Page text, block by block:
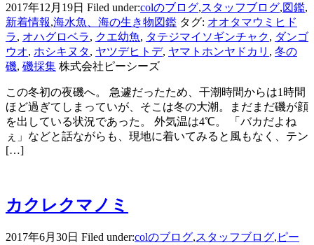
2017年12月19日 Filed under:colのブログ,スタッフブログ,図鑑,
新着情報,海水魚、海の生き物図鑑 タグ: オオタマウミヒド
ラ, オハグロベラ, クエ幼魚, タテジマイソギンチャク, ダンゴ
ウオ, ホシキヌタ, ヤツデヒトデ, ヤマトホンヤドカリ , 冬の
磯, 磯採集 株式会社ピーシーズ
この冬初の夜磯へ。 急遽だったため、干潮時間からは1時間
ほど過ぎてしまっていが、そこは冬の大潮。まだまだ磯が顔
を出している状況であった。 外気温は4℃。 「バカだよね
ぇ」などと話ながらも、現地に着いてみると風もなく、テン
[…]
カクレクマノミ
2017年6月30日 Filed under:colのブログ,スタッフブログ, ピー